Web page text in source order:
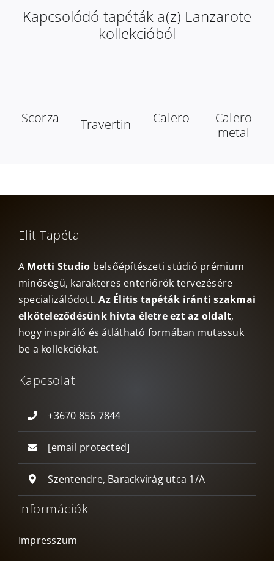
Kapcsolódó tapéták a(z) Lanzarote
kollekcióból
Scorza Travertin Calero
Calero
metal
Elit Tapéta
A Motti Studio belsőépítészeti stúdió prémium
minőségű, karakteres enteriőrök tervezésére
specializálódott.Az Élitis tapéták iránti szakmai
elköteleződésünk hívta életre ezt az oldalt,
hogy inspiráló és átlátható formában mutassuk
be a kollekciókat.
Kapcsolat
+3670 856 7844
[email protected]
Szentendre, Barackvirág utca 1/A
Információk
Impresszum